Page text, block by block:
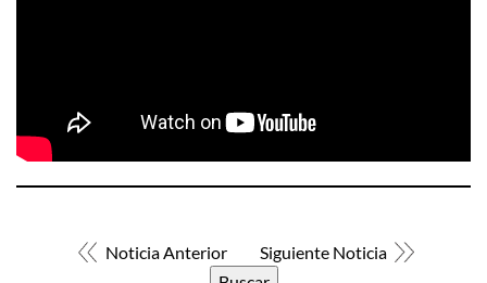
Noticia Anterior
Siguiente Noticia